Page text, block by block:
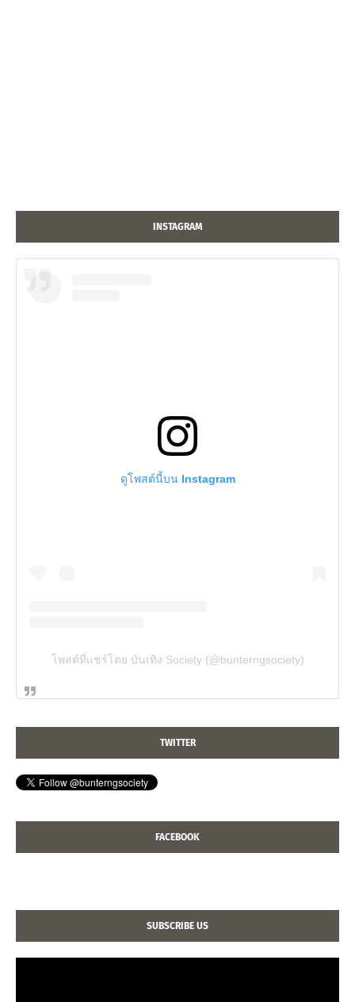
INSTAGRAM
ดูโพสต์นี้บน Instagram
โพสต์ที่แชร์โดย บันเทิง Society (@bunterngsociety)
TWITTER
FACEBOOK
SUBSCRIBE US